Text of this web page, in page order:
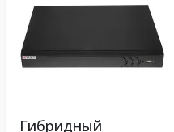
Гибридный